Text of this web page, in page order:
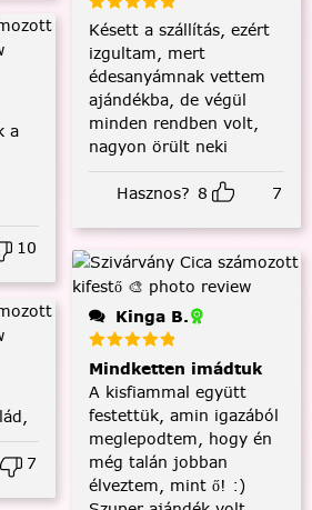
a
10
7
Késett a szállítás, ezért
izgultam, mert
édesanyámnak vettem
ajándékba, de végül
minden rendben volt,
nagyon örült neki
Hasznos? 8 7
Kinga B.
Mindketten imádtuk
A kisfiammal együtt
festettük, amin igazából
meglepodtem, hogy én
még talán jobban
élveztem, mint ő! :)